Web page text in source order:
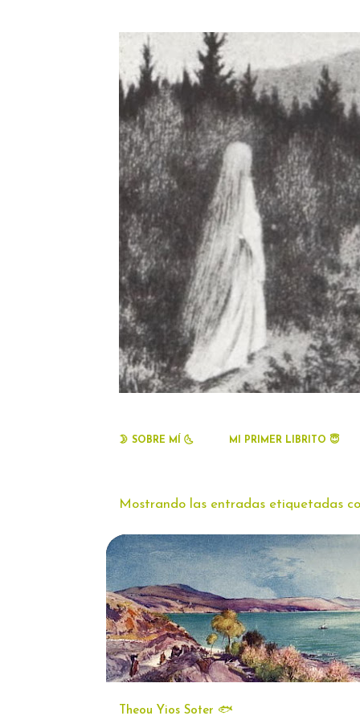
🌛 SOBRE MÍ 🌜 MI PRIMER LIBRITO 😇
Mostrando las entradas etiquetadas
E
n
t
r
a
d
Theou Yios Soter 🐟
ARTE COSAS DE PROFE ITINERANTE 📚